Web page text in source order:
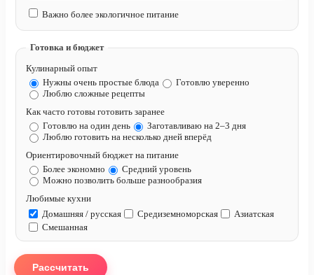
Важно более экологичное питание
Готовка и бюджет
Кулинарный опыт
Нужны очень простые блюда
Готовлю уверенно
Люблю сложные рецепты
Как часто готовы готовить заранее
Готовлю на один день
Заготавливаю на 2–3 дня
Люблю готовить на несколько дней вперёд
Ориентировочный бюджет на питание
Более экономно
Средний уровень
Можно позволить больше разнообразия
Любимые кухни
Домашняя / русская
Средиземноморская
Азиатская
Смешанная
Рассчитать